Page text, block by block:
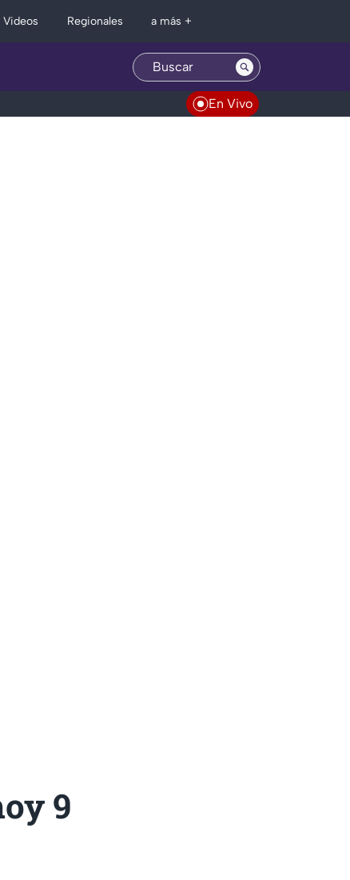
Videos Regionales a más +
En Vivo
9